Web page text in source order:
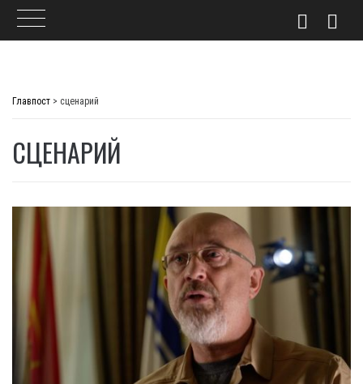
Главпост > сценарий
СЦЕНАРИЙ